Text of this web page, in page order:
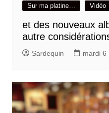
Sur ma platine…
Vidéo
et des nouveaux
autre
Sardequin mardi 6